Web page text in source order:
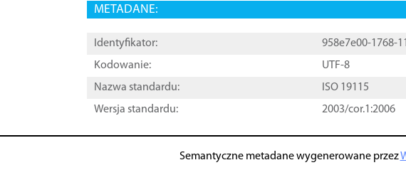
METADANE:
Identyfikator:
958e7e00-1768-
Kodowanie:
UTF-8
Nazwa standardu:
ISO 19115
Wersja standardu:
2003/cor.1:2006
Semantyczne metadane wygenerowane przez